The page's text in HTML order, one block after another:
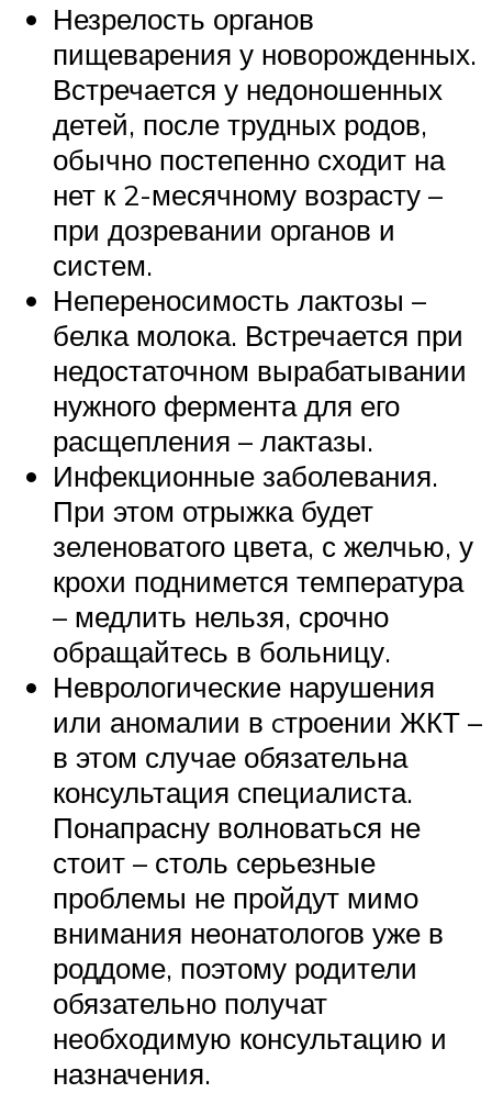
Незрелость органов
пищеварения у новорожденных.
Встречается у недоношенных
детей, после трудных родов,
обычно постепенно сходит на
нет к 2-месячному возрасту –
при дозревании органов и
систем.
Непереносимость лактозы –
белка молока. Встречается при
недостаточном вырабатывании
нужного фермента для его
расщепления – лактазы.
Инфекционные заболевания.
При этом отрыжка будет
зеленоватого цвета, с желчью, у
крохи поднимется температура
– медлить нельзя, срочно
обращайтесь в больницу.
Неврологические нарушения
или аномалии в cтроении ЖКТ –
в этом случае обязательна
консультация специалиста.
Понапрасну волноваться не
стоит – столь серьезные
проблемы не пройдут мимо
внимания неонатологов уже в
роддоме, поэтому родители
обязательно получат
необходимую консультацию и
назначения.